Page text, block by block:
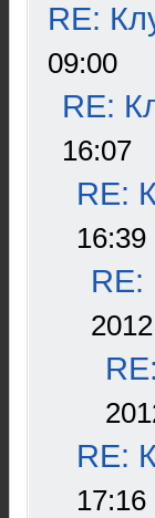
RE:
09:00
RE:
16:07
RE:
16:39
RE:
RE:
17:16